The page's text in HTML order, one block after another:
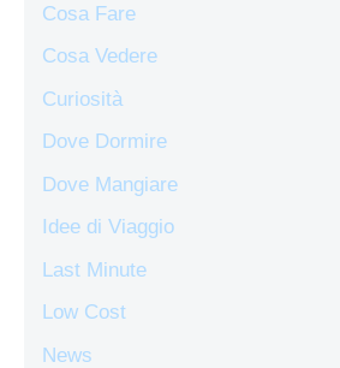
Cosa Fare
Cosa Vedere
Curiosità
Dove Dormire
Dove Mangiare
Idee di Viaggio
Last Minute
Low Cost
News